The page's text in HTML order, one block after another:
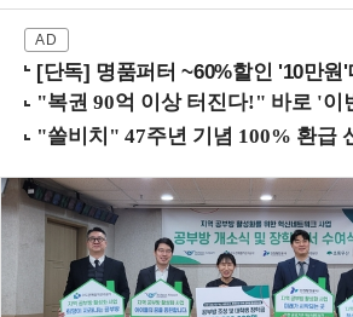
[단독] 명품퍼터 ~60%할인 '10만원'대